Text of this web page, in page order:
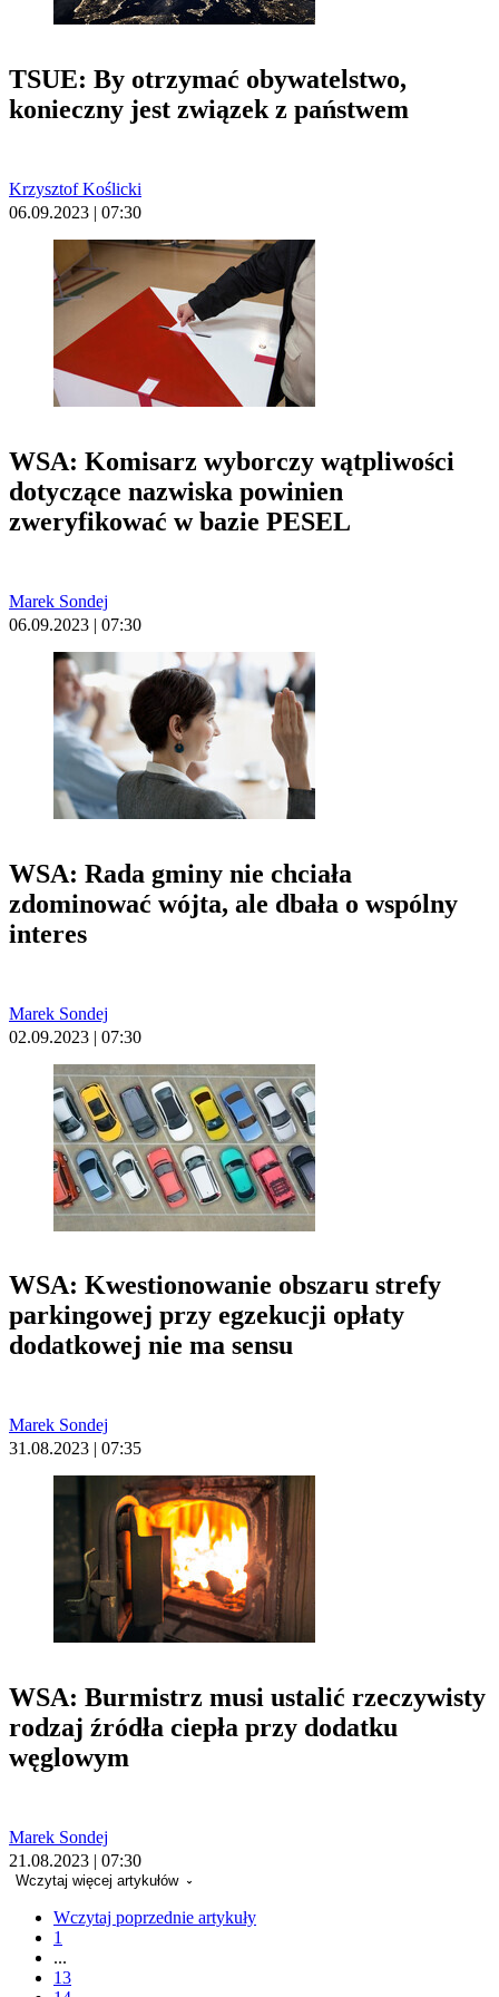
TSUE: By otrzymać obywatelstwo,
konieczny jest związek z państwem
Krzysztof Koślicki
06.09.2023 | 07:30
WSA: Komisarz wyborczy wątpliwości
dotyczące nazwiska powinien
zweryfikować w bazie PESEL
Marek Sondej
06.09.2023 | 07:30
WSA: Rada gminy nie chciała
zdominować wójta, ale dbała o wspólny
interes
Marek Sondej
02.09.2023 | 07:30
WSA: Kwestionowanie obszaru strefy
parkingowej przy egzekucji opłaty
dodatkowej nie ma sensu
Marek Sondej
31.08.2023 | 07:35
WSA: Burmistrz musi ustalić rzeczywisty
rodzaj źródła ciepła przy dodatku
węglowym
Marek Sondej
21.08.2023 | 07:30
Wczytaj więcej artykułów
Wczytaj poprzednie artykuły
1
...
13